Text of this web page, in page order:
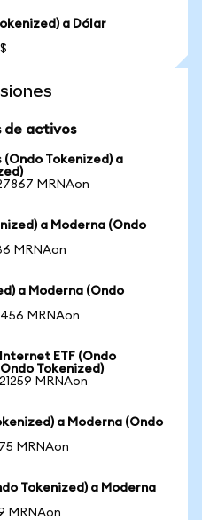
a Dólar
de activos
Tokenized) a
MRNAon
a Moderna (Ondo
MRNAon
a Moderna (Ondo
MRNAon
ETF (Ondo
Tokenized)
MRNAon
a Moderna (Ondo
MRNAon
Tokenized) a Moderna
MRNAon